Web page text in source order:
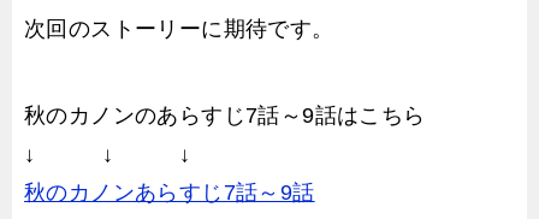
次回のストーリーに期待です。
秋のカノンのあらすじ7話～9話はこちら
↓ ↓ ↓
秋のカノンあらすじ7話～9話